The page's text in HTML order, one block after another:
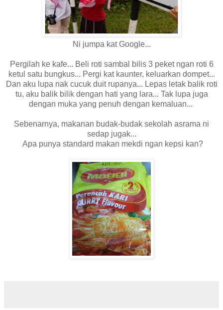
Ni jumpa kat Google...
Pergilah ke kafe... Beli roti sambal bilis 3 peket ngan roti 6
ketul satu bungkus... Pergi kat kaunter, keluarkan dompet...
Dan aku lupa nak cucuk duit rupanya... Lepas letak balik roti
tu, aku balik bilik dengan hati yang lara... Tak lupa juga
dengan muka yang penuh dengan kemaluan...
Sebenarnya, makanan budak-budak sekolah asrama ni
sedap jugak...
Apa punya standard makan mekdi ngan kepsi kan?